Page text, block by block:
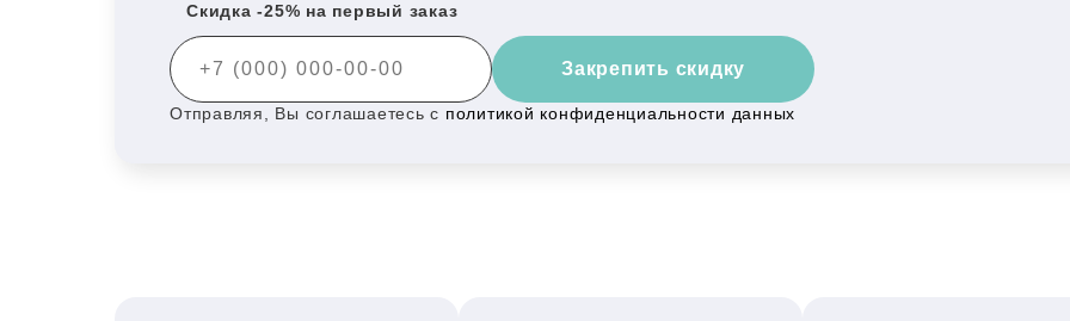
Скидка -25% на первый заказ
Закрепить скидку
Отправляя, Вы соглашаетесь с политикой конфиденциальности данных